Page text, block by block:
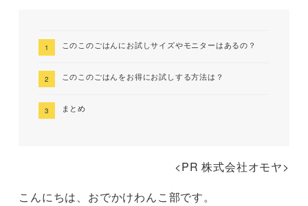
このこのごはんにお試しサイズやモニターはあるの？
このこのごはんをお得にお試しする方法は？
まとめ
<PR 株式会社オモヤ>
こんにちは、おでかけわんこ部です。